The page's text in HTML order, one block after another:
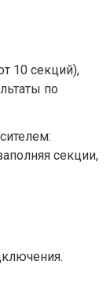
10 секций),
по
секции,